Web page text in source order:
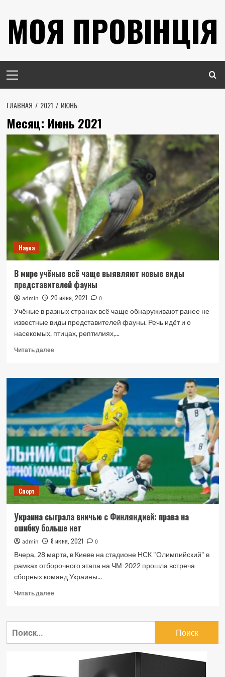
содержимому
МОЯ ПРОВІНЦІЯ
меню
ГЛАВНАЯ 2021 ИЮНЬ
Месяц: Июнь 2021
Наука
В мире учёные всё чаще выявляют новые виды
представителей фауны
admin 20 июня, 2021
0
Учёные в разных странах всё чаще обнаруживают ранее не
известные виды представителей фауны. Речь идёт и о
насекомых, птицах, рептилиях,...
Читать далееПрочитать
В
мире
учёные
всё
чаще
выявляют
новые
виды
представителей
фауны
Спорт
Украина сыграла вничью с Финляндией: права на
ошибку больше нет
admin 8 июня, 2021
0
Вчера, 28 марта, в Киеве на стадионе НСК "Олимпийский" в
рамках отборочного этапа на ЧМ-2022 прошла встреча
сборных команд Украины...
Читать далееПрочитать
Украина
Финляндией: